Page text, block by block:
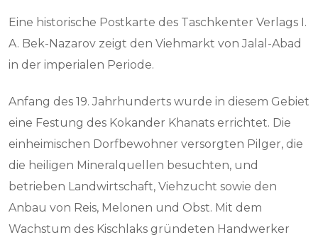
Eine historische Postkarte des Taschkenter Verlags I.
A. Bek-Nazarov zeigt den Viehmarkt von Jalal-Abad
in der imperialen Periode.
Anfang des 19. Jahrhunderts wurde in diesem Gebiet
eine Festung des Kokander Khanats errichtet. Die
einheimischen Dorfbewohner versorgten Pilger, die
die heiligen Mineralquellen besuchten, und
betrieben Landwirtschaft, Viehzucht sowie den
Anbau von Reis, Melonen und Obst. Mit dem
Wachstum des Kischlaks gründeten Handwerker